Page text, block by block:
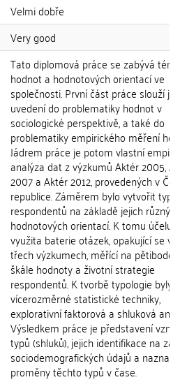
Velmi dobře
Very good
Tato diplomová práce se zabývá
hodnot a hodnotových orientací ve
společnosti. První část práce slouží
uvedení do problematiky hodnot v
sociologické perspektivě, a také do
problematiky empirického měření
Jádrem práce je potom vlastní
analýza dat z výzkumů Aktér 2005,
2007 a Aktér 2012, provedených v
republice. Záměrem bylo vytvořit
respondentů na základě jejich různých
hodnotových orientací. K tomu účelu
využita baterie otázek, opakující se v
třech výzkumech, měřící na
škále hodnoty a životní strategie
respondentů. K tvorbě typologie byly
vícerozměrné statistické techniky,
explorativní faktorová a shluková
Výsledkem práce je představení
typů (shluků), jejich identifikace na
sociodemografických údajů a
proměny těchto typů v čase.